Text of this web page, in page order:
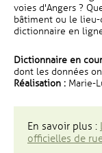
voies d'Angers ?
bâtiment ou le
dictionnaire en
Dictionnaire en
dont les données
Réalisation : Marie-
En savoir plus :
officielles de